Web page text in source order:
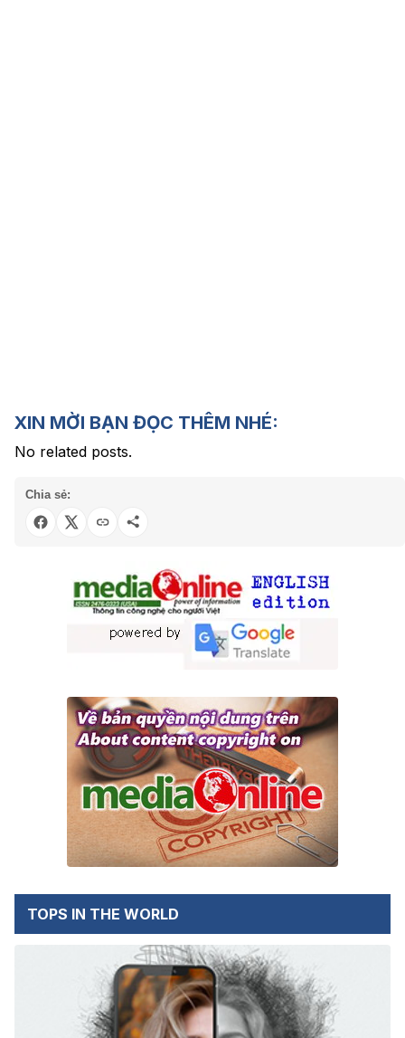
XIN MỜI BẠN ĐỌC THÊM NHÉ:
No related posts.
Chia sẻ:
TOPS IN THE WORLD